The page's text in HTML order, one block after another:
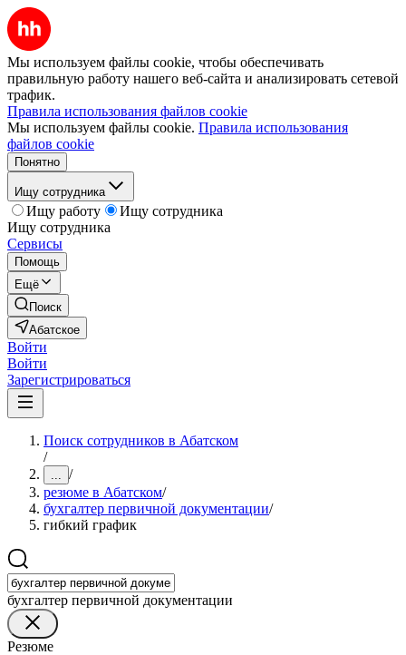
Мы используем файлы cookie, чтобы обеспечивать
правильную работу нашего веб-сайта и анализировать сетевой
трафик.
Правила использования файлов cookie
Мы используем файлы cookie. Правила использования
файлов cookie
Понятно
Ищу сотрудника
Ищу работу
Ищу сотрудника
Ищу сотрудника
Сервисы
Помощь
Ещё
Поиск
Абатское
Войти
Войти
Зарегистрироваться
Поиск сотрудников в Абатском
/
... /
резюме в Абатском/
бухгалтер первичной документации/
гибкий график
бухгалтер первичной документации
Резюме